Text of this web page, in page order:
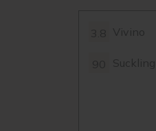
Vivino
Suckling